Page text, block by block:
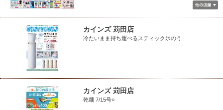
カインズ 苅田店
冷たいまま持ち運べるスティック氷のう
カインズ 苅田店
乾麺 7/15号○